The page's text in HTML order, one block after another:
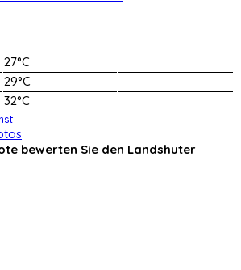
27°C
29°C
32°C
bewerten Sie den Landshuter